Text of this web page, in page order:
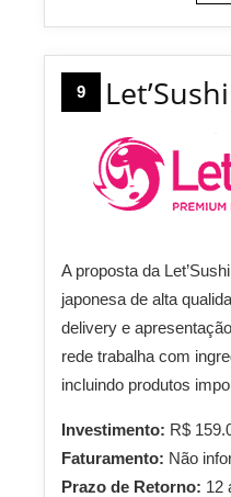
9 Let’Sushi
A proposta da
japonesa de alta
delivery e
rede trabalha com
incluindo produtos
Investimento: R$
Faturamento: Não
Prazo de Retorno: 12